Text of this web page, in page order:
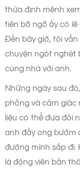
thừa định mệnh
tiên bỡ ngỡ ấy có
Đến bây giờ, tôi
chuyện ngót nghét
cùng nhà với anh.
Những ngày sau
phồng và cảm giác
liệu có thể đưa đôi
anh đầy ong bướm
đường mình sắp đi.
là động viên bản